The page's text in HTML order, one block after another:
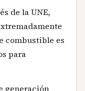
de la UNE,
combustible es
para
generación